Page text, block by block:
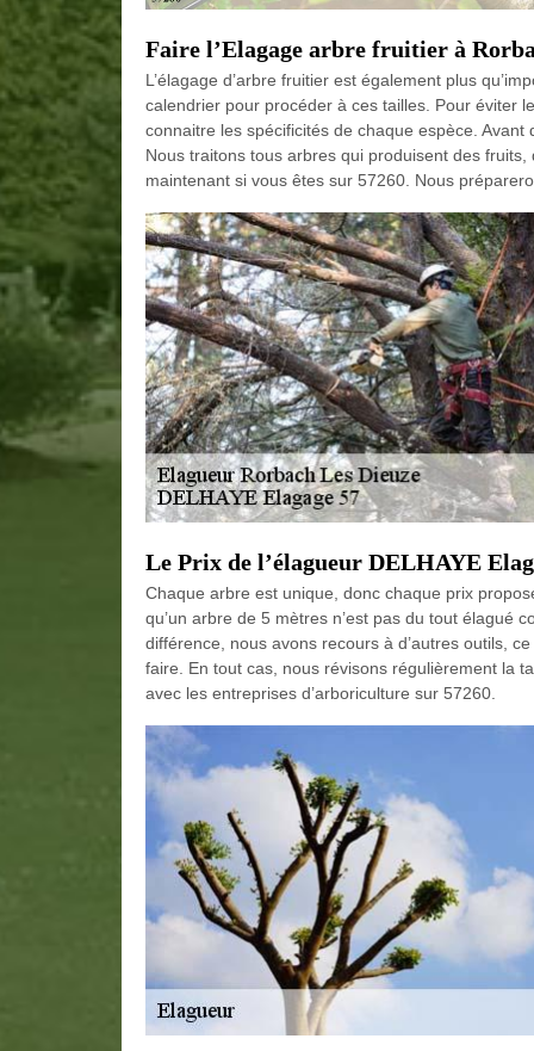
Faire l’Elagage arbre fruitier à
L’élagage d’arbre fruitier est également plus
calendrier pour procéder à ces tailles. Pour éviter
connaitre les spécificités de chaque espèce.
Nous traitons tous arbres qui produisent des
maintenant si vous êtes sur 57260. Nous
Le Prix de l’élagueur DELHAYE
Chaque arbre est unique, donc chaque prix
qu’un arbre de 5 mètres n’est pas du tout élagué
différence, nous avons recours à d’autres outils,
faire. En tout cas, nous révisons régulièrement la
avec les entreprises d’arboriculture sur 57260.